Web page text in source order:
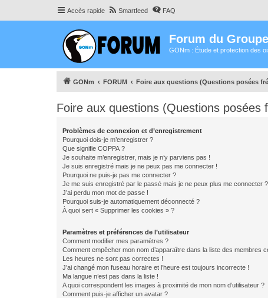
Accès rapide Smartfeed FAQ
Forum du
GONm : Étude et protection des
GONm FORUM Foire aux questions (Questions posées
Foire aux questions (Questions posées
Problèmes de connexion et d’enregistrement
Pourquoi dois-je m’enregistrer ?
Que signifie COPPA ?
Je souhaite m’enregistrer, mais je n’y parviens pas !
Je suis enregistré mais je ne peux pas me connecter !
Pourquoi ne puis-je pas me connecter ?
Je me suis enregistré par le passé mais je ne peux plus me connecter
J’ai perdu mon mot de passe !
Pourquoi suis-je automatiquement déconnecté ?
À quoi sert « Supprimer les cookies » ?
Paramètres et préférences de l’utilisateur
Comment modifier mes paramètres ?
Comment empêcher mon nom d’apparaître dans la liste des membres
Les heures ne sont pas correctes !
J’ai changé mon fuseau horaire et l’heure est toujours incorrecte !
Ma langue n’est pas dans la liste !
A quoi correspondent les images à proximité de mon nom d’utilisateur ?
Comment puis-je afficher un avatar ?